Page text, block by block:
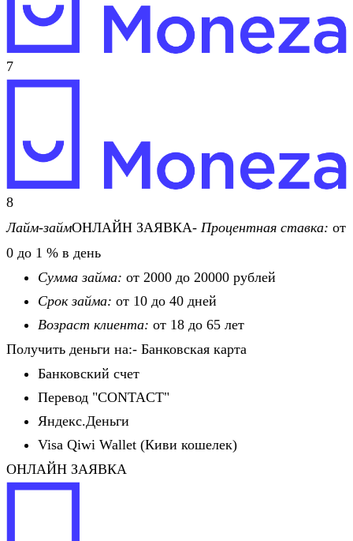
7
8
Лайм-займОНЛАЙН ЗАЯВКА- Процентная ставка: от
0 до 1 % в день
Сумма займа: от 2000 до 20000 рублей
Срок займа: от 10 до 40 дней
Возраст клиента: от 18 до 65 лет
Получить деньги на:- Банковская карта
Банковский счет
Перевод "CONTACT"
Яндекс.Деньги
Visa Qiwi Wallet (Киви кошелек)
ОНЛАЙН ЗАЯВКА